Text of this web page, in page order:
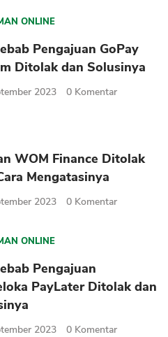
ONLINE
Pengajuan GoPay
Ditolak dan Solusinya
2023 0 Komentar
WOM Finance Ditolak
Mengatasinya
2023 0 Komentar
ONLINE
Pengajuan
PayLater Ditolak dan
2023 0 Komentar